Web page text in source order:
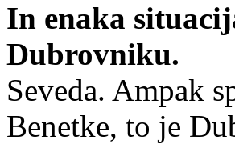
In enaka
Dubrovniku.
Seveda. Ampak
Benetke, to je